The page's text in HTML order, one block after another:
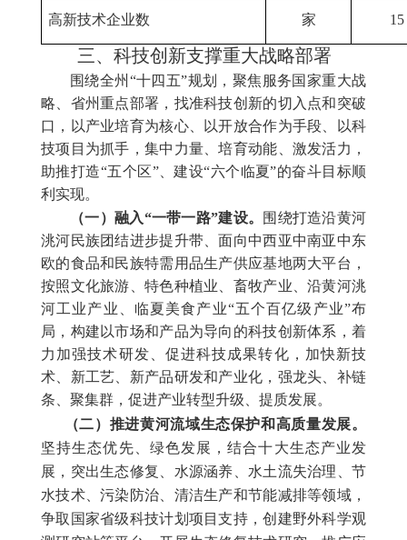
高新技术企业数 家 15
三、科技创新支撑重大战略部署
围绕全州“十四五”规划，聚焦服务国家重大战
略、省州重点部署，找准科技创新的切入点和突破
口，以产业培育为核心、以开放合作为手段、以科
技项目为抓手，集中力量、培育动能、激发活力，
助推打造“五个区”、建设“六个临夏”的奋斗目标顺
利实现。
（一）融入“一带一路”建设。
围绕打造沿黄河
洮河民族团结进步提升带、面向中西亚中南亚中东
欧的食品和民族特需用品生产供应基地两大平台，
按照文化旅游、特色种植业、畜牧产业、沿黄河洮
河工业产业、临夏美食产业“五个百亿级产业”布
局，构建以市场和产品为导向的科技创新体系，着
力加强技术研发、促进科技成果转化，加快新技
术、新工艺、新产品研发和产业化，强龙头、补链
条、聚集群，促进产业转型升级、提质发展。
（二） 推进黄河流域生态保护和高质量发展。
坚持生态优先、绿色发展，结合十大生态产业发
展，突出生态修复、水源涵养、水土流失治理、节
水技术、污染防治、清洁生产和节能减排等领域，
争取国家省级科技计划项目支持，创建野外科学观